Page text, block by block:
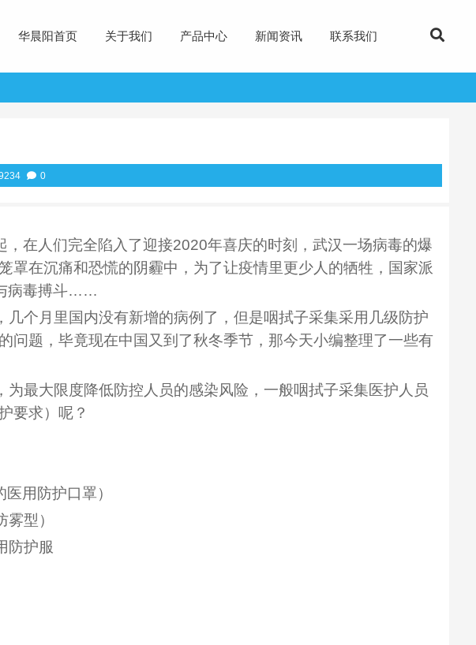
华晨阳首页 关于我们 产品中心 新闻资讯 联系我们
0
在人们完全陷入了迎接2020年喜庆的时刻，武汉一场病毒的爆
罩在沉痛和恐慌的阴霾中，为了让疫情里更少人的牺牲，国家派
病毒搏斗……
几个月里国内没有新增的病例了，但是咽拭子采集采用几级防护
问题，毕竟现在中国又到了秋冬季节，那今天小编整理了一些有
最大限度降低防控人员的感染风险，一般咽拭子采集医护人员
要求）呢？
用防护口罩）
型）
防护服